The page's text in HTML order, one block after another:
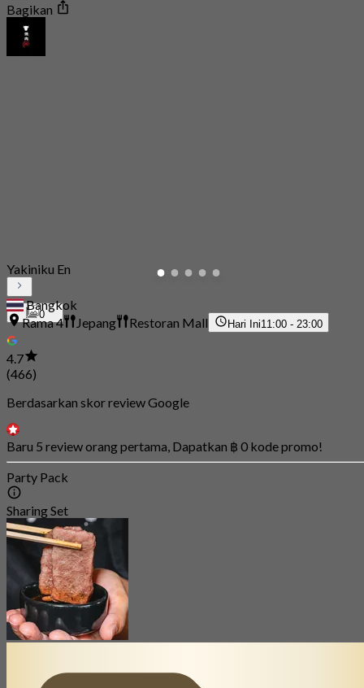
Bagikan
0
Yakiniku En
Bangkok
Rama 4
Jepang Restoran Mall Hari Ini11:00 - 23:00
4.7
(466)
Berdasarkan skor review Google
Baru 5 review orang pertama, Dapatkan ฿ 0 kode promo!
Party Pack
Sharing Set